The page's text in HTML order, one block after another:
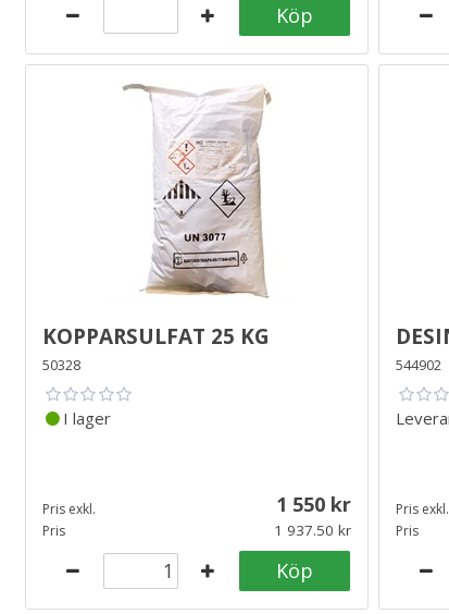
Köp
Kopparsulfat 25 kg
50328
I lager
Pris exkl. 1 550
Pris 1 937.50
Köp
544902
Pris exkl.
Pris